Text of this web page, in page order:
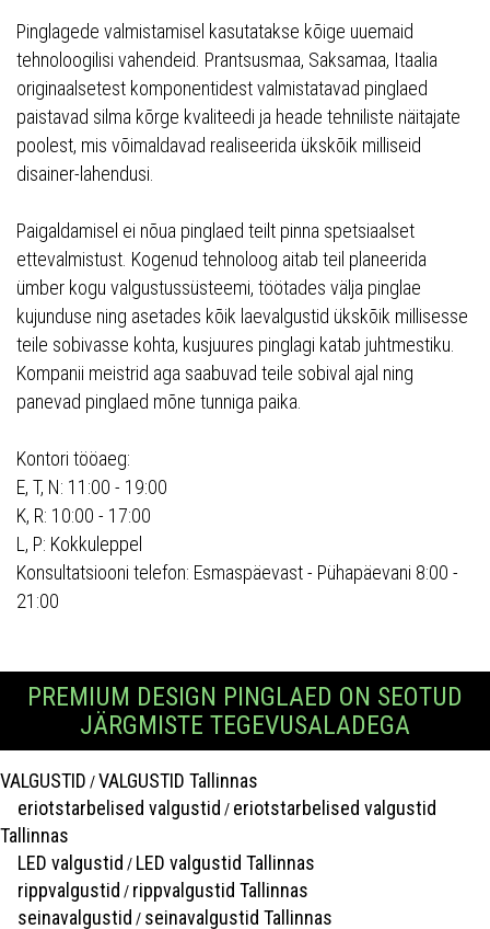
Pinglagede valmistamisel kasutatakse kõige uuemaid
tehnoloogilisi vahendeid. Prantsusmaa, Saksamaa, Itaalia
originaalsetest komponentidest valmistatavad pinglaed
paistavad silma kõrge kvaliteedi ja heade tehniliste näitajate
poolest, mis võimaldavad realiseerida ükskõik milliseid
disainer-lahendusi.
Paigaldamisel ei nõua pinglaed teilt pinna spetsiaalset
ettevalmistust. Kogenud tehnoloog aitab teil planeerida
ümber kogu valgustussüsteemi, töötades välja pinglae
kujunduse ning asetades kõik laevalgustid ükskõik millisesse
teile sobivasse kohta, kusjuures pinglagi katab juhtmestiku.
Kompanii meistrid aga saabuvad teile sobival ajal ning
panevad pinglaed mõne tunniga paika.
Kontori tööaeg:
E, T, N: 11:00 - 19:00
K, R: 10:00 - 17:00
L, P: Kokkuleppel
Konsultatsiooni telefon: Esmaspäevast - Pühapäevani 8:00 -
21:00
PREMIUM DESIGN PINGLAED ON SEOTUD
JÄRGMISTE TEGEVUSALADEGA
VALGUSTID /VALGUSTID Tallinnas
eriotstarbelised valgustid / eriotstarbelised valgustid
Tallinnas
LED valgustid / LED valgustid Tallinnas
rippvalgustid / rippvalgustid Tallinnas
seinavalgustid / seinavalgustid Tallinnas